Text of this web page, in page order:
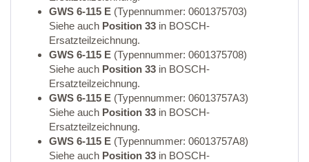
GWS 6-115 E (Typennummer: 0601375703)
Siehe auch Position 33 in BOSCH-
Ersatzteilzeichnung.
GWS 6-115 E (Typennummer: 0601375708)
Siehe auch Position 33 in BOSCH-
Ersatzteilzeichnung.
GWS 6-115 E (Typennummer: 06013757A3)
Siehe auch Position 33 in BOSCH-
Ersatzteilzeichnung.
GWS 6-115 E (Typennummer: 06013757A8)
Siehe auch Position 33 in BOSCH-